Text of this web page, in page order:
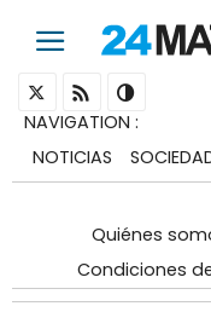
NAVIGATION :
NOTICIAS
Quiénes
Condiciones